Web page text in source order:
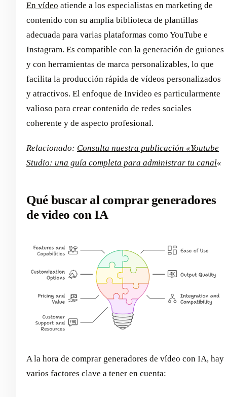
En vídeo atiende a los especialistas en marketing de
contenido con su amplia biblioteca de plantillas
adecuada para varias plataformas como YouTube e
Instagram. Es compatible con la generación de guiones
y con herramientas de marca personalizables, lo que
facilita la producción rápida de vídeos personalizados
y atractivos. El enfoque de Invideo es particularmente
valioso para crear contenido de redes sociales
coherente y de aspecto profesional.
Relacionado: Consulta nuestra publicación «Youtube
Studio: una guía completa para administrar tu canal«
Qué buscar al comprar generadores
de video con IA
A la hora de comprar generadores de vídeo con IA, hay
varios factores clave a tener en cuenta: